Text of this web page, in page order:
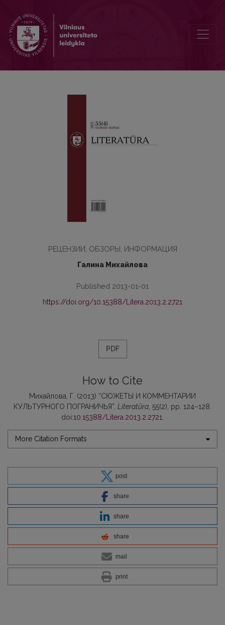
РЕЦЕНЗИИ, ОБЗОРЫ, ИНФОРМАЦИЯ
Галина Михайлова
Published 2013-01-01
https://doi.org/10.15388/Litera.2013.2.2721
PDF
How to Cite
Михайлова, Г. (2013) “СЮЖЕТЫ И КОММЕНТАРИИ
КУЛЬТУРНОГО ПОГРАНИЧЬЯ”, Literatūra , 55(2), pp. 124–128.
doi:10.15388/Litera.2013.2.2721
More Citation Formats
post
share
share
share
mail
print